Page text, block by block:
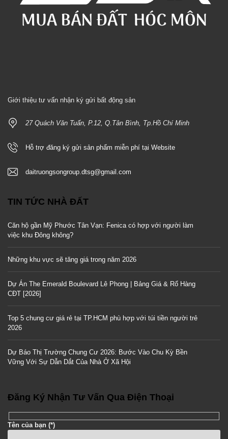
Giới thiệu tư vấn nhận ký gửi bất động sản
27 Quách Văn Tuấn, P.12, Q.Tân Bình, Tp.Hồ Chí Minh
Hỗ trợ đăng ký gửi sản phẩm miễn phí tại Website
daitruongsongroup.dtsg@gmail.com
TIN TỨC NHÀ ĐẤT
Căn hộ gần Mỹ Phước Tân Vạn: Fenica có hợp với người làm
việc khu Đông không?
Những khu vực sẽ tăng giá trong năm 2026
Dự Án The Emerald Boulevard Lê Phong | Bảng Giá & Rổ Hàng
CĐT [2026]
Top 5 chung cư giá rẻ tại TP.HCM phù hợp với túi tiền người trẻ
2026
Dự Báo Thị Trường Chung Cư 2026: Bước Vào Chu Kỳ Bền
Vững Với Sự Dẫn Dắt Của Nhà Ở Xã Hội
Đăng Ký Nhận Tư Vấn Qua Điện Thoại
Tên của bạn (*)